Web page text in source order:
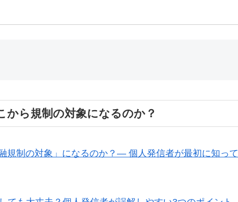
から規制の対象になるのか？
規制の対象」になるのか？― 個人発信者が最初に知って